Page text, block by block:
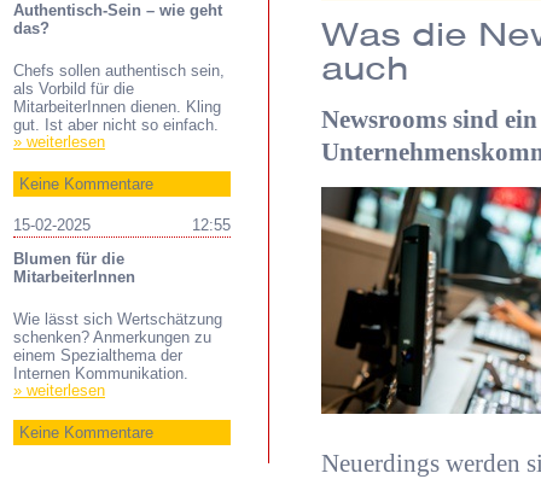
Authentisch-Sein – wie geht
das?
Chefs sollen authentisch sein,
als Vorbild für die
MitarbeiterInnen dienen. Kling
gut. Ist aber nicht so einfach.
» weiterlesen
Keine Kommentare
15-02-2025
12:55
Blumen für die
MitarbeiterInnen
Wie lässt sich Wertschätzung
schenken? Anmerkungen zu
einem Spezialthema der
Internen Kommunikation.
» weiterlesen
Keine Kommentare
Was die
auch
Newsrooms sind
Neuerdings werden